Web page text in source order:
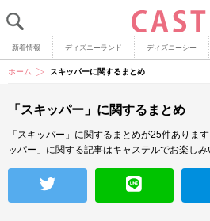
新着情報 ディズニーランド ディズニーシー
ホーム スキッパーに関するまとめ
「スキッパー」に関するまとめ
「スキッパー」に関するまとめが25件あります
ッパー」に関する記事はキャステルでお楽しみ